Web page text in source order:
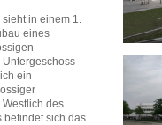
in einem 1.
eines
Untergeschoss
ein
des
befindet sich das